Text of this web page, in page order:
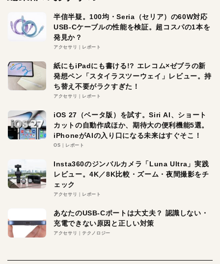
半信半疑。100均・Seria（セリア）の60W対応
USB-Cケーブルの性能を検証。超コスパの1本を
発見か？
アクセサリ レポート
紙にもiPadにも書ける!? エレコム×ゼブラの新
発想ペン「スタイラスツーウェイ」レビュー。持
ち替え不要がラクすぎた！
アクセサリ レポート
iOS 27（ベータ版）を試す。Siri AI、ショート
カットの自動作成ほか、期待大の便利機能5選。
iPhoneがAIの入り口になる未来はすぐそこ！
OS レポート
Insta360のジンバルカメラ「Luna Ultra」実践
レビュー。4K／8K比較・ズーム・夜間撮影をチ
ェック
アクセサリ レポート
あなたのUSB-Cポートは大丈夫？ 認識しない・
充電できない原因と正しい対策
アクセサリ テクノロジー